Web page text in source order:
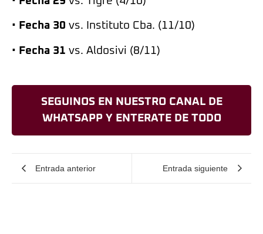
• Fecha 30 vs. Instituto Cba. (11/10)
• Fecha 31 vs. Aldosivi (8/11)
SEGUINOS EN NUESTRO CANAL DE
WHATSAPP Y ENTERATE DE TODO
Entrada anterior Entrada siguiente